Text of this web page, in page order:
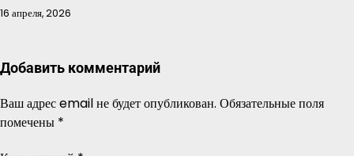
16 апреля, 2026
Добавить комментарий
Ваш адрес email не будет опубликован. Обязательные поля
помечены *